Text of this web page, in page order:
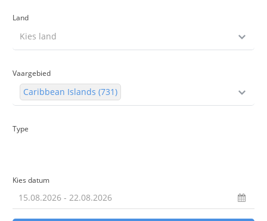
Land
Kies land
Vaargebied
Caribbean Islands (731)
Type
Kies datum